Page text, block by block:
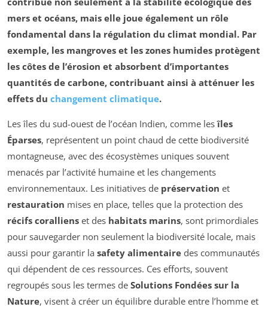
mers et océans, mais elle joue également un rôle
fondamental dans la régulation du climat mondial. Par
exemple, les mangroves et les zones humides protègent
les côtes de l’érosion et absorbent d’importantes
quantités de carbone, contribuant ainsi à atténuer les
effets du changement climatique.
Les îles du sud-ouest de l’océan Indien, comme lesîles
Éparses, représentent un point chaud de cette biodiversité
montagneuse, avec des écosystèmes uniques souvent
menacés par l’activité humaine et les changements
environnementaux. Les initiatives de préservation et
restauration mises en place, telles que la protection des
récifs coralliens et des habitats marins, sont primordiales
pour sauvegarder non seulement la biodiversité locale, mais
aussi pour garantir la safety alimentaire des communautés
qui dépendent de ces ressources. Ces efforts, souvent
regroupés sous les termes de Solutions Fondées sur la
Nature, visent à créer un équilibre durable entre l’homme et